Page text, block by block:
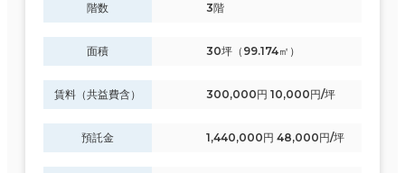
階数 3階
面積 30坪（99.174㎡）
賃料（共益費含） 300,000円 10,000円/坪
預託金 1,440,000円 48,000円/坪